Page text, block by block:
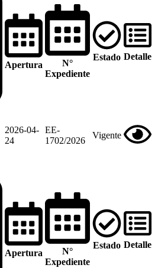
Apertura
N°
Expediente
Estado Detalle
2026-04-
24
EE-
1702/2026
Vigente
Apertura
N°
Expediente
Estado Detalle